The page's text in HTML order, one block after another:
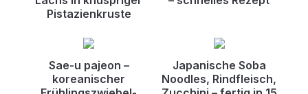
Pistazienkruste
Sae-u pajeon –
koreanischer
Japanische Soba
Noodles, Rindfleisch,